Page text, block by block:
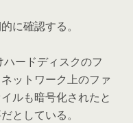
に確認する。
ードディスクのフ
ットワーク上のファ
ルも暗号化されたと
としている。